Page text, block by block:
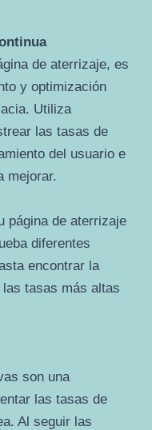
de aterrizaje, es
y optimización
Utiliza
las tasas de
del usuario e
mejorar.
página de aterrizaje
diferentes
encontrar la
tasas más altas
son una
las tasas de
Al seguir las